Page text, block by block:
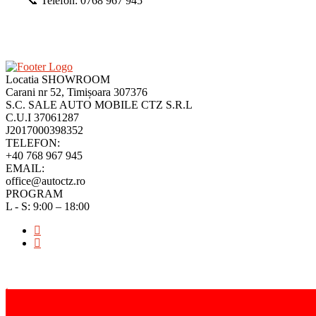
Locatia SHOWROOM
Carani nr 52, Timișoara 307376
S.C. SALE AUTO MOBILE CTZ S.R.L
C.U.I 37061287
J2017000398352
TELEFON:
+40 768 967 945
EMAIL:
office@autoctz.ro
PROGRAM
L - S: 9:00 – 18:00
top